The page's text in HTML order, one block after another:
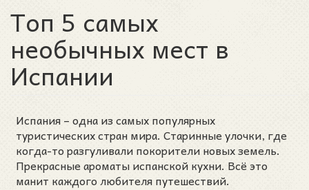
Топ 5 самых
необычных мест в
Испании
Испания – одна из самых популярных
туристических стран мира. Старинные улочки, где
когда-то разгуливали покорители новых земель.
Прекрасные ароматы испанской кухни. Всё это
манит каждого любителя путешествий.